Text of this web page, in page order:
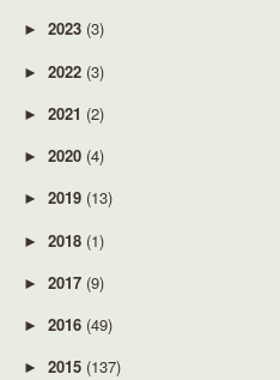
► 2023 (3)
► 2022 (3)
► 2021 (2)
► 2020 (4)
► 2019 (13)
► 2018 (1)
► 2017 (9)
► 2016 (49)
► 2015 (137)